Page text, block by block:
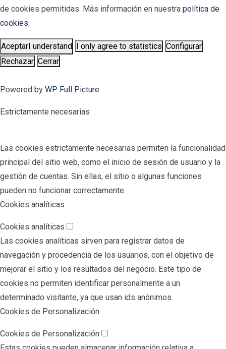
de cookies permitidas. Más información en nuestra política de
cookies.
AceptarI understand I only agree to statistics Configurar
Rechazar Cerrar
Powered by WP Full Picture
Estrictamente necesarias
Las cookies estrictamente necesarias permiten la funcionalidad
principal del sitio web, como el inicio de sesión de usuario y la
gestión de cuentas. Sin ellas, el sitio o algunas funciones
pueden no funcionar correctamente.
Cookies analíticas
Cookies analíticas
Las cookies analíticas sirven para registrar datos de
navegación y procedencia de los usuarios, con el objetivo de
mejorar el sitio y los resultados del negocio. Este tipo de
cookies no permiten identificar personalmente a un
determinado visitante, ya que usan ids anónimos.
Cookies de Personalización
Cookies de Personalización